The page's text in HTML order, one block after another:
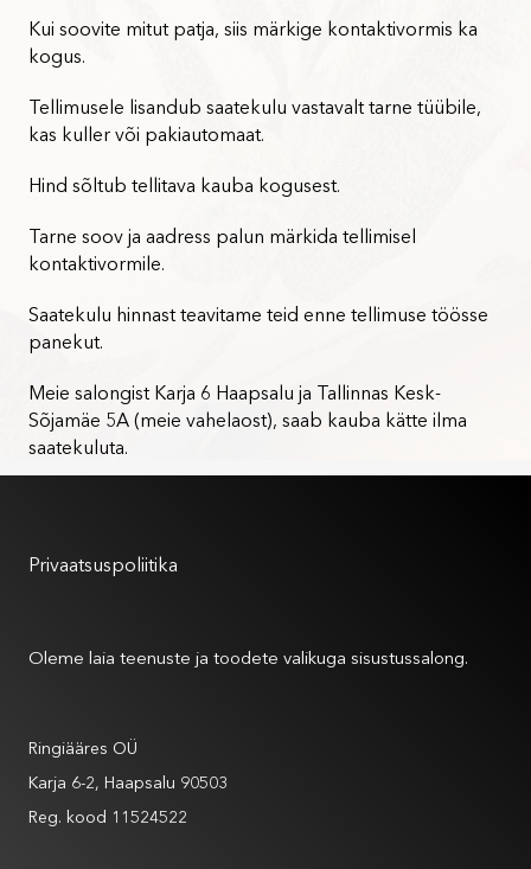
Kui soovite mitut patja, siis märkige kontaktivormis ka
kogus.
Tellimusele lisandub saatekulu vastavalt tarne tüübile,
kas kuller või pakiautomaat.
Hind sõltub tellitava kauba kogusest.
Tarne soov ja aadress palun märkida tellimisel
kontaktivormile.
Saatekulu hinnast teavitame teid enne tellimuse töösse
panekut.
Meie salongist Karja 6 Haapsalu ja Tallinnas Kesk-
Sõjamäe 5A (meie vahelaost), saab kauba kätte ilma
saatekuluta.
Privaatsuspoliitika
Oleme laia teenuste ja toodete valikuga sisustussalong.
Ringiääres OÜ
Karja 6-2, Haapsalu 90503
Reg. kood 11524522